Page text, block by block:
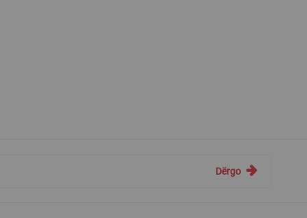
Dërgo